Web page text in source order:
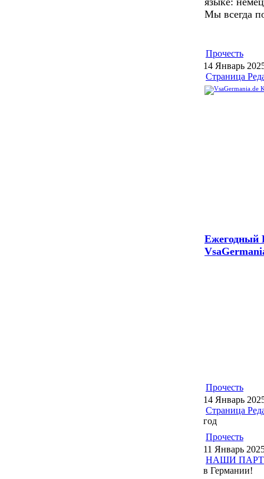
Мы всегда
Прочесть
14 Январь
Страница
Ежегодный
Прочесть
14 Январь
Страница
год
Прочесть
11 Январь
НАШИ
в Германии!